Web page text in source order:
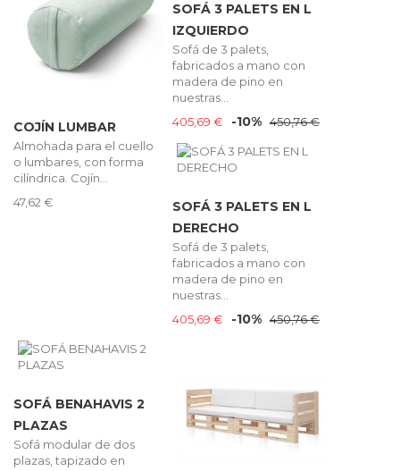
COJÍN LUMBAR
Almohada para el cuello
o lumbares, con forma
cilíndrica. Cojín...
47,62 €
SOFÁ 3 PALETS EN L
IZQUIERDO
Sofá de 3 palets,
fabricados a mano con
madera de pino en
nuestras...
405,69 €
-10% 450,76 €
SOFÁ 3 PALETS EN L
DERECHO
Sofá de 3 palets,
fabricados a mano con
madera de pino en
nuestras...
405,69 €
-10% 450,76 €
SOFÁ BENAHAVIS 2
PLAZAS
Sofá modular de dos
plazas, tapizado en